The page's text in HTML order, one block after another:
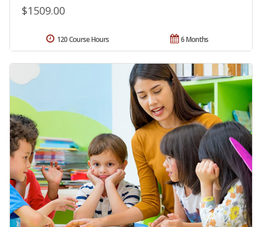
$1509.00
6 Months
120 Course Hours